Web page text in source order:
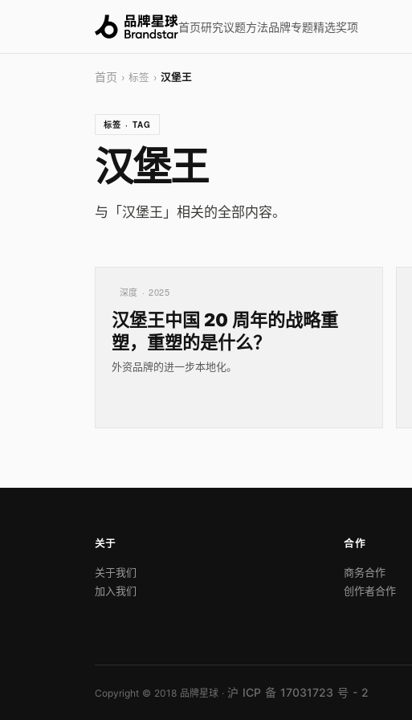
首页研究议题方法品牌专题精选奖项
首页 › 标签 › 汉堡王
标签 · TAG
汉堡王
与「汉堡王」相关的全部内容。
深度 · 2025
汉堡王中国 20 周年的战略重
塑，重塑的是什么？
外资品牌的进一步本地化。
关于
关于我们
加入我们
合作
商务合作
创作者合作
Copyright © 2018 品牌星球 · 沪 ICP 备 17031723 号 - 2